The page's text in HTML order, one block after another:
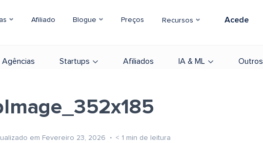
Afiliado Blogue Preços Recursos Acede
Agências Startups Afiliados IA & ML Outros
em Fevereiro 23, 2026 < 1 min de leitura